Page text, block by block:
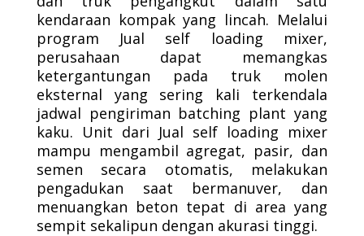
kendaraan kompak yang lincah. Melalui
program Jual self loading mixer,
perusahaan dapat memangkas
ketergantungan pada truk molen
eksternal yang sering kali terkendala
jadwal pengiriman batching plant yang
kaku. Unit dari Jual self loading mixer
mampu mengambil agregat, pasir, dan
semen secara otomatis, melakukan
pengadukan saat bermanuver, dan
menuangkan beton tepat di area yang
sempit sekalipun dengan akurasi tinggi.